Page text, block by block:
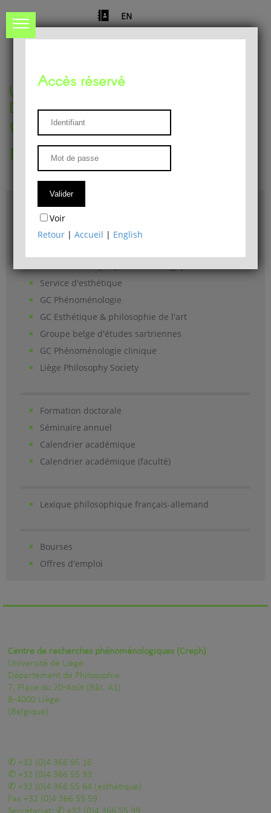
EN
Université de Liège
Département de philosophie
Centre de recherches
phénoménologiques
Accès & plans
Bibliothèque du Département de philosophie
Service d'esthétique
GC Phénoménologie
GC Esthétique & philosophie de l'art
Groupe belge d'études sartriennes
GC Phénoménologie clinique
Liège Philosophy Society
Formation doctorale
Séminaire annuel
Calendrier académique
Calendrier académique (faculté)
Lexique philosophique français-allemand
Bourses
Offres d'emploi
Accès réservé
Voir
Retour |Accueil | English
Centre de recherches phénoménologiques (Creph)
Université de Liège
Département de Philosophie
7, Place du 20-Août (Bât. A1)
B-4000 Liège
(Belgique)
+32 (0)4 366 95 16
+32 (0)4 366 55 93
+32 (0)4 366 55 64 (esthétique)
Fax +32 (0)4 366 55 59